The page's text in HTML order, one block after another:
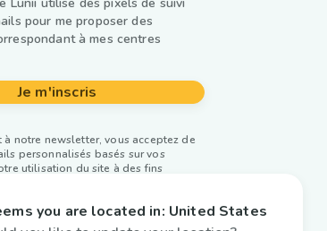
pour me proposer des
à mes centres
Je m'inscris
à notre newsletter, vous acceptez de
personnalisés basés sur vos
utilisation du site à des fins
Vous pouvez vous
Plus d’infos dans notre
you are located in: United States